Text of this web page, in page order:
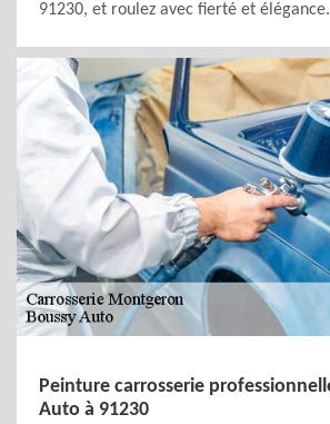
91230, et roulez avec fierté et élégance.
Peinture carrosserie
Auto à 91230